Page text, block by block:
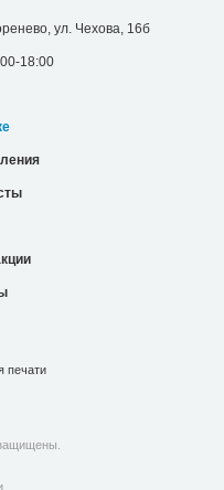
ул. Чехова, 16б
18:00
печати